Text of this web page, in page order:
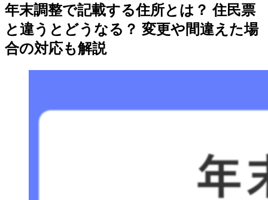
年末調整で記載する住所とは？ 住民票
と違うとどうなる？ 変更や間違えた場
合の対応も解説